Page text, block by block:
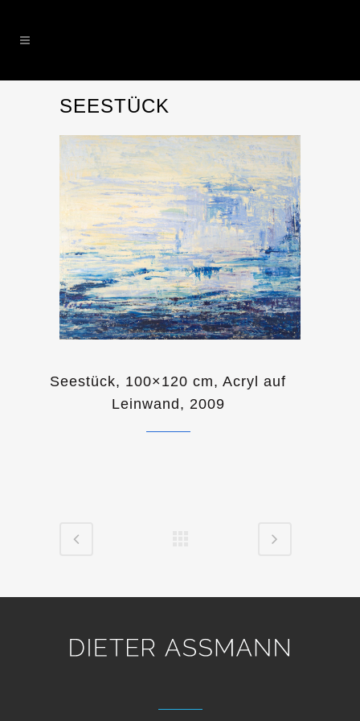
SEESTÜCK
Seestück, 100×120 cm, Acryl auf
Leinwand, 2009